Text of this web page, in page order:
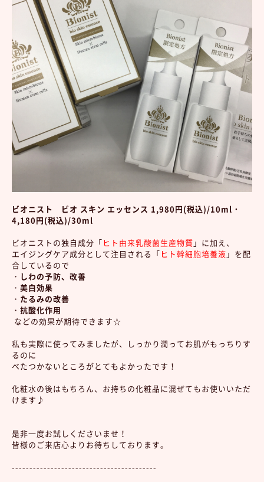
ビオニスト ビオ スキン エッセンス 1,980円(税込)/10ml・
4,180円(税込)/30ml
ビオニストの独自成分「 ヒト由来乳酸菌生産物質 」に加え、
エイジングケア成分として注目される「 ヒト幹細胞培養液 」を配
合しているので
・ しわの予防、改善
・ 美白効果
・ たるみの改善
・ 抗酸化作用
などの効果が期待できます☆
私も実際に使ってみましたが、しっかり潤ってお肌がもっちりす
るのに
べたつかないところがとてもよかったです！
化粧水の後はもちろん、お持ちの化粧品に混ぜてもお使いいただ
けます♪
是非一度お試しくださいませ！
皆様のご来店心よりお待ちしております。
-----------------------------------------